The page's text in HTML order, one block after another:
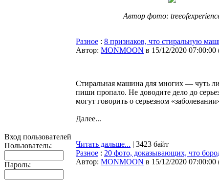
Вход пользователей
Пользователь:
Пароль:
Автор фото:
Разное : 8 признаков, что стиральную
Автор: MONMOON в 15/12/2020 07:00:00
Стиральная машина для многих — чуть
пиши пропало. Не доводите дело до
могут говорить о серьезном
Далее...
Читать дальше... | 3423 байт
Разное : 20 фото, доказывающих, что
Автор: MONMOON в 15/12/2020 07:00:00